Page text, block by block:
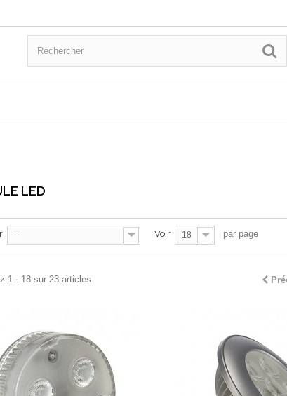
LED
-- Voir 18 par page
1 - 18 sur 23 articles